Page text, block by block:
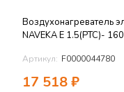
Воздухонагреватель
NAVEKA E 1.5(PTC)-
Артикул: F0000044780
17 518₽